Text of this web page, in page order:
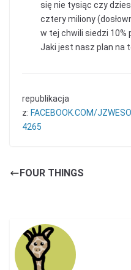
się nie tysiąc czy
cztery miliony
w tej chwili siedzi 10%
Jaki jest nasz plan na
republikacja
z: FACEBOOK.COM/
4265
FOUR THINGS